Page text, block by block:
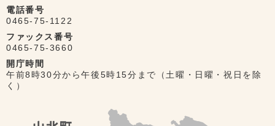
電話番号
0465-75-1122
ファックス番号
0465-75-3660
開庁時間
午前8時30分から午後5時15分まで（土曜・日曜・祝日を除
く）